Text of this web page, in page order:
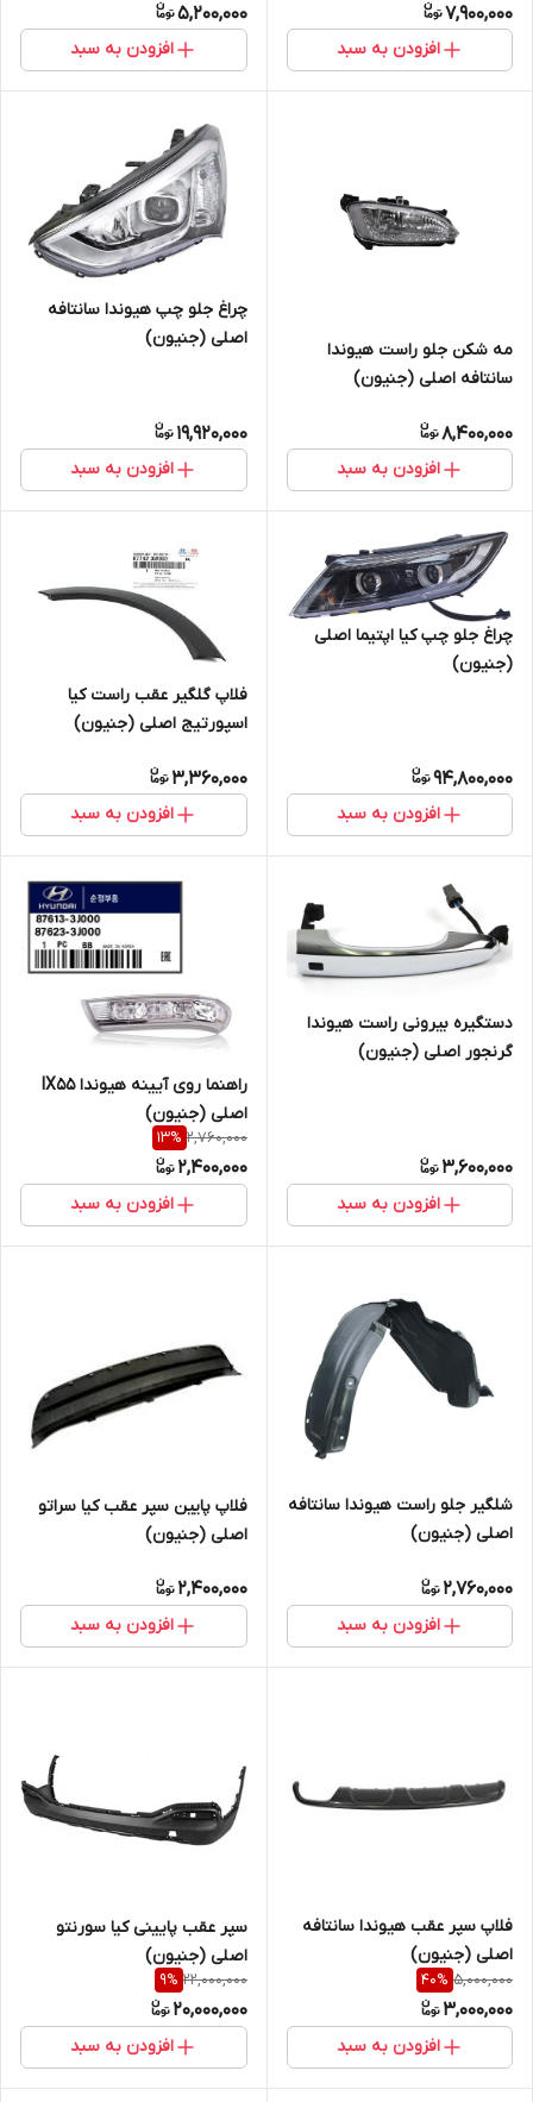
7,900,000
افزودن به سبد
5,200,000
افزودن به سبد
مه شکن جلو راست هیوندا
سانتافه اصلی (جنیون)
8,400,000
افزودن به سبد
چراغ جلو چپ هیوندا سانتافه
اصلی (جنیون)
19,920,000
افزودن به سبد
چراغ جلو چپ کیا اپتیما اصلی
(جنیون)
94,800,000
افزودن به سبد
فلاپ گلگیر عقب راست کیا
اسپورتیج اصلی (جنیون)
3,360,000
افزودن به سبد
دستگیره بیرونی راست هیوندا
گرنجور اصلی (جنیون)
3,600,000
افزودن به سبد
راهنما روی آیینه هیوندا IX55
اصلی (جنیون)
2,760,000
13%
2,400,000
افزودن به سبد
شلگیر جلو راست هیوندا سانتافه
اصلی (جنیون)
2,760,000
افزودن به سبد
فلاپ پایین سپر عقب کیا سراتو
اصلی (جنیون)
2,400,000
افزودن به سبد
فلاپ سپر عقب هیوندا سانتافه
اصلی (جنیون)
5,000,000
40%
3,000,000
افزودن به سبد
سپر عقب پایینی کیا سورنتو
اصلی (جنیون)
22,000,000
9%
20,000,000
افزودن به سبد